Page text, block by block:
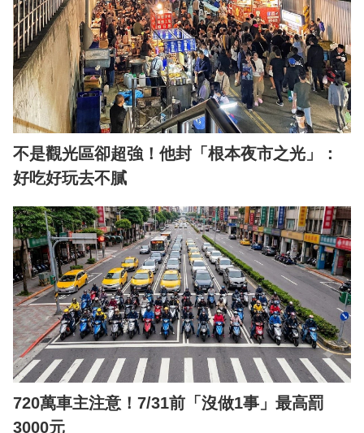
不是觀光區卻超強！他封「根本夜市之光」：
好吃好玩去不膩
720萬車主注意！7/31前「沒做1事」最高罰
3000元